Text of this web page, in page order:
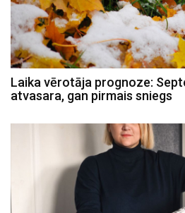
Laika vērotāja prognoze:
atvasara, gan pirmais sniegs